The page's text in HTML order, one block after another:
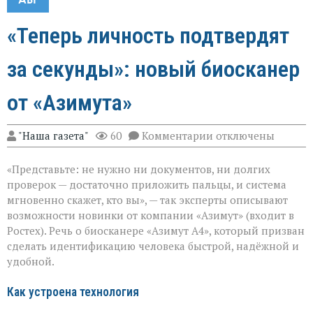
«Теперь личность подтвердят
за секунды»: новый биосканер
от «Азимута»
"Наша газета" 60 Комментарии к
записи
личность
подтвердят
за
секунды»:
новый
биосканер
от
«Азимута»
отключены
«Представьте: не нужно ни документов, ни долгих
проверок — достаточно приложить пальцы, и система
мгновенно скажет, кто вы», — так эксперты описывают
возможности новинки от компании «Азимут» (входит в
Ростех). Речь о биосканере «Азимут А4», который призван
сделать идентификацию человека быстрой, надёжной и
удобной.
Как устроена технология